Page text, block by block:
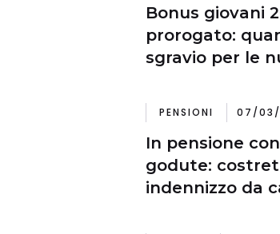
Bonus giovani
prorogato:
sgravio per le
PENSIONI 07/03/
In pensione
godute:
indennizzo da